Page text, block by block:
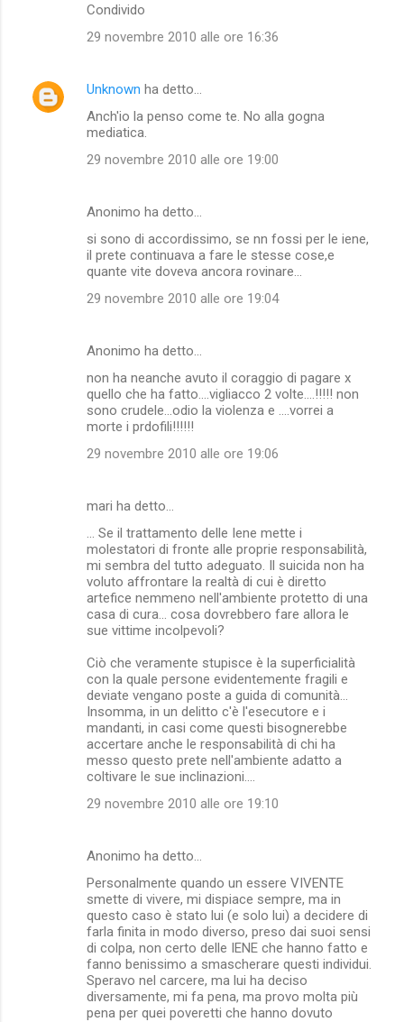
Condivido
29 novembre 2010 alle ore 16:36
Unknown ha detto…
Anch'io la penso come te. No alla gogna
mediatica.
29 novembre 2010 alle ore 19:00
Anonimo ha detto…
si sono di accordissimo, se nn fossi per le iene,
il prete continuava a fare le stesse cose,e
quante vite doveva ancora rovinare...
29 novembre 2010 alle ore 19:04
Anonimo ha detto…
non ha neanche avuto il coraggio di pagare x
quello che ha fatto....vigliacco 2 volte....!!!!! non
sono crudele...odio la violenza e ....vorrei a
morte i prdofili!!!!!!
29 novembre 2010 alle ore 19:06
mari ha detto…
... Se il trattamento delle Iene mette i
molestatori di fronte alle proprie responsabilità,
mi sembra del tutto adeguato. Il suicida non ha
voluto affrontare la realtà di cui è diretto
artefice nemmeno nell'ambiente protetto di una
casa di cura... cosa dovrebbero fare allora le
sue vittime incolpevoli?
Ciò che veramente stupisce è la superficialità
con la quale persone evidentemente fragili e
deviate vengano poste a guida di comunità...
Insomma, in un delitto c'è l'esecutore e i
mandanti, in casi come questi bisognerebbe
accertare anche le responsabilità di chi ha
messo questo prete nell'ambiente adatto a
coltivare le sue inclinazioni....
29 novembre 2010 alle ore 19:10
Anonimo ha detto…
Personalmente quando un essere VIVENTE
smette di vivere, mi dispiace sempre, ma in
questo caso è stato lui (e solo lui) a decidere di
farla finita in modo diverso, preso dai suoi sensi
di colpa, non certo delle IENE che hanno fatto e
fanno benissimo a smascherare questi individui.
Speravo nel carcere, ma lui ha deciso
diversamente, mi fa pena, ma provo molta più
pena per quei poveretti che hanno dovuto